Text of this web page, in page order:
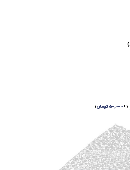
(
+۵۰,۰۰۰ تومان)